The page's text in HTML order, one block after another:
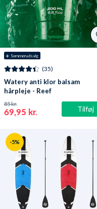
☀️ Sommerudsalg
Tilføj
(35)
Watery anti klor balsam
hårpleje - Reef
69,95 kr.
85 kr.
-5%